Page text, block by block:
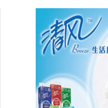
聚焦复工复产，共创美好工业园